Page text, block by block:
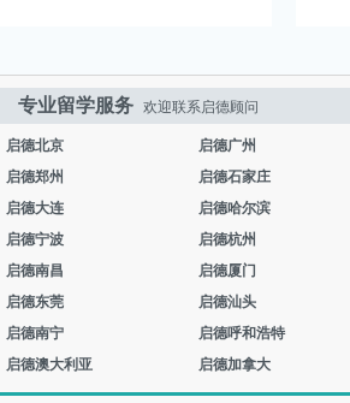
专业留学服务 欢迎联系启德顾问
启德北京 启德广州
启德郑州
启德石家庄
启德大连
启德哈尔滨
启德宁波
启德杭州
启德南昌
启德厦门
启德东莞
启德汕头
启德南宁
启德呼和浩特
启德澳大利亚
启德加拿大